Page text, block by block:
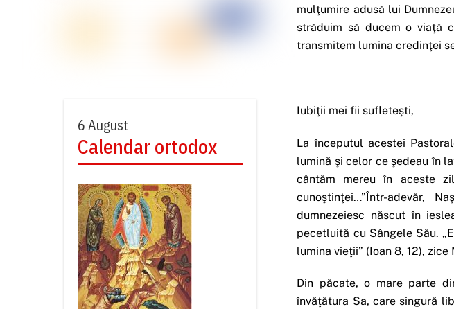
mulţumire adusă lui
străduim să ducem o viaţă
transmitem lumina credinţei
Iubiţii mei fii sufleteşti,
La începutul acestei
lumină şi celor ce şedeau în
cântăm mereu în aceste
cunoştinţei…”Într-adevăr,
dumnezeiesc născut în
pecetluită cu Sângele Său.
lumina vieţii” (Ioan 8, 12),
Din păcate, o mare parte
învăţătura Sa, care singură
6 August
Calendar ortodox